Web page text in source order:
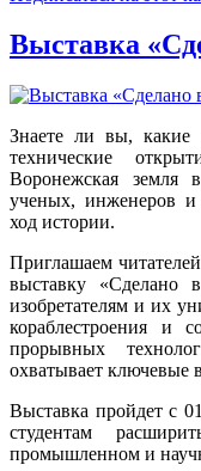
Выставка
Знаете ли вы,
технические
Воронежская земля
ученых, инженеров и
ход истории.
Приглашаем
выставку «Сделано
изобретателям и их
кораблестроения и
прорывных
охватывает ключевые
Выставка пройдет с
студентам
промышленном и